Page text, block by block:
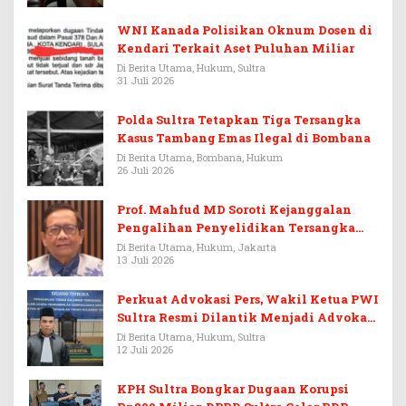
WNI Kanada Polisikan Oknum Dosen di
Kendari Terkait Aset Puluhan Miliar
Di Berita Utama, Hukum, Sultra
31 Juli 2026
Polda Sultra Tetapkan Tiga Tersangka
Kasus Tambang Emas Ilegal di Bombana
Di Berita Utama, Bombana, Hukum
26 Juli 2026
Prof. Mahfud MD Soroti Kejanggalan
Pengalihan Penyelidikan Tersangka
Febrie Adriansyah
Di Berita Utama, Hukum, Jakarta
13 Juli 2026
Perkuat Advokasi Pers, Wakil Ketua PWI
Sultra Resmi Dilantik Menjadi Advokat
PERADI
Di Berita Utama, Hukum, Sultra
12 Juli 2026
KPH Sultra Bongkar Dugaan Korupsi